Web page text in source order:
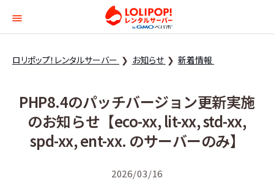
ロリポップ！レンタル
ロリポップ！レンタルサーバー お知らせ 新着情報
PHP8.4のパッチバージョン更新実施
のお知らせ【eco-xx, lit-xx, std-xx,
spd-xx, ent-xx. のサーバーのみ】
2026/03/16